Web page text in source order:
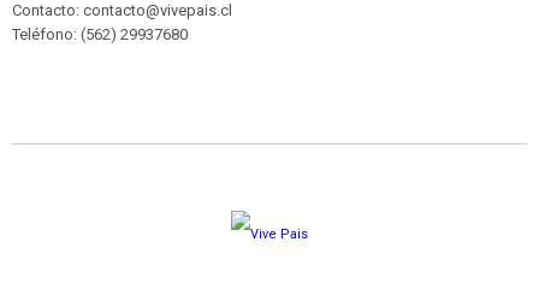
Contacto: contacto@vivepais.cl
Teléfono: (562) 29937680